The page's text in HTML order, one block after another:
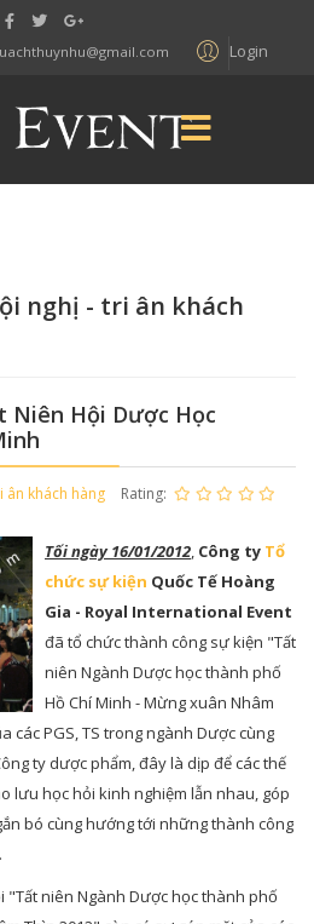
Login
nghị - tri ân khách
Niên Hội Dược Học
ân khách hàng Rating:
Tối ngày 16/01/2012, Công ty Tổ
chức sự kiện Quốc Tế Hoàng
Gia - Royal International Event
đã tổ chức thành công sự kiện "Tất
niên Ngành Dược học thành phố
Hồ Chí Minh - Mừng xuân Nhâm
các PGS, TS trong ngành Dược cùng
ty dược phẩm, đây là dịp để các thế
lưu học hỏi kinh nghiệm lẫn nhau, góp
bó cùng hướng tới những thành công
"Tất niên Ngành Dược học thành phố